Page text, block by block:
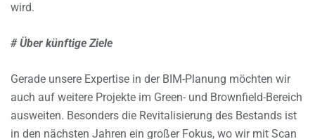
wird.
# Über künftige Ziele
Gerade unsere Expertise in der BIM-Planung möchten wir
auch auf weitere Projekte im Green- und Brownfield-Bereich
ausweiten. Besonders die Revitalisierung des Bestands ist
in den nächsten Jahren ein großer Fokus, wo wir mit Scan